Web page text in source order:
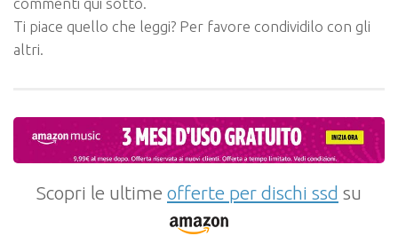
commenti qui sotto.
Ti piace quello che leggi? Per favore condividilo con gli
altri.
Scopri le ultime offerte per dischi ssd su